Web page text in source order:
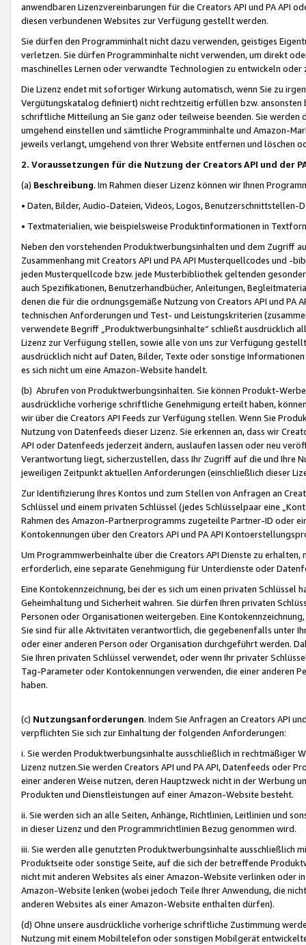
anwendbaren Lizenzvereinbarungen für die Creators API und PA API
diesen verbundenen Websites zur Verfügung gestellt werden.
Sie dürfen den Programminhalt nicht dazu verwenden, geistiges
verletzen. Sie dürfen Programminhalte nicht verwenden, um direkt
maschinelles Lernen oder verwandte Technologien zu entwickeln
Die Lizenz endet mit sofortiger Wirkung automatisch, wenn Sie zu
Vergütungskatalog definiert) nicht rechtzeitig erfüllen bzw. ansonsten
schriftliche Mitteilung an Sie ganz oder teilweise beenden. Sie werden
umgehend einstellen und sämtliche Programminhalte und Amazon-
jeweils verlangt, umgehend von Ihrer Website entfernen und löschen
2. Voraussetzungen für die Nutzung der Creators API und der
(a) Beschreibung. Im Rahmen dieser Lizenz können wir Ihnen
• Daten, Bilder, Audio-Dateien, Videos, Logos, Benutzerschnittstellen-
• Textmaterialien, wie beispielsweise Produktinformationen in
Neben den vorstehenden Produktwerbungsinhalten und dem Zugriff
Zusammenhang mit Creators API und PA API Musterquellcodes und
jeden Musterquellcode bzw. jede Musterbibliothek geltenden
auch Spezifikationen, Benutzerhandbücher, Anleitungen,
denen die für die ordnungsgemäße Nutzung von Creators API und PA
technischen Anforderungen und Test- und Leistungskriterien
verwendete Begriff „Produktwerbungsinhalte“ schließt ausdrücklich
Lizenz zur Verfügung stellen, sowie alle von uns zur Verfügung
ausdrücklich nicht auf Daten, Bilder, Texte oder sonstige
es sich nicht um eine Amazon-Website handelt.
(b) Abrufen von Produktwerbungsinhalten. Sie können Produkt-
ausdrückliche vorherige schriftliche Genehmigung erteilt haben,
wir über die Creators API Feeds zur Verfügung stellen. Wenn Sie
Nutzung von Datenfeeds dieser Lizenz. Sie erkennen an, dass wir
API oder Datenfeeds jederzeit ändern, auslaufen lassen oder neu
Verantwortung liegt, sicherzustellen, dass Ihr Zugriff auf die und Ihre
jeweiligen Zeitpunkt aktuellen Anforderungen (einschließlich dieser
Zur Identifizierung Ihres Kontos und zum Stellen von Anfragen an
Schlüssel und einem privaten Schlüssel (jedes Schlüsselpaar eine
Rahmen des Amazon-Partnerprogramms zugeteilte Partner-ID oder
Kontokennungen über den Creators API und PA API
Um Programmwerbeinhalte über die Creators API Dienste zu
erforderlich, eine separate Genehmigung für Unterdienste oder
Eine Kontokennzeichnung, bei der es sich um einen privaten
Geheimhaltung und Sicherheit wahren. Sie dürfen Ihren privaten
Personen oder Organisationen weitergeben. Eine
Sie sind für alle Aktivitäten verantwortlich, die gegebenenfalls unter
oder einer anderen Person oder Organisation durchgeführt werden.
Sie Ihren privaten Schlüssel verwendet, oder wenn Ihr privater
Tag-Parameter oder Kontokennungen verwenden, die einer anderen
haben.
(c) Nutzungsanforderungen. Indem Sie Anfragen an Creators API
verpflichten Sie sich zur Einhaltung der folgenden Anforderungen:
i. Sie werden Produktwerbungsinhalte ausschließlich in rechtmäßiger
Lizenz nutzen.Sie werden Creators API und PA API, Datenfeeds oder
einer anderen Weise nutzen, deren Hauptzweck nicht in der Werbung
Produkten und Dienstleistungen auf einer Amazon-Website besteht.
ii. Sie werden sich an alle Seiten, Anhänge, Richtlinien, Leitlinien und
in dieser Lizenz und den Programmrichtlinien Bezug genommen wird.
iii. Sie werden alle genutzten Produktwerbungsinhalte ausschließlich
Produktseite oder sonstige Seite, auf die sich der betreffende
nicht mit anderen Websites als einer Amazon-Website verlinken oder
Amazon-Website lenken (wobei jedoch Teile Ihrer Anwendung, die
anderen Websites als einer Amazon-Website enthalten dürfen).
(d) Ohne unsere ausdrückliche vorherige schriftliche Zustimmung
Nutzung mit einem Mobiltelefon oder sonstigen Mobilgerät